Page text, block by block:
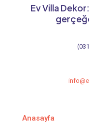
Ev Villa
Anasayfa